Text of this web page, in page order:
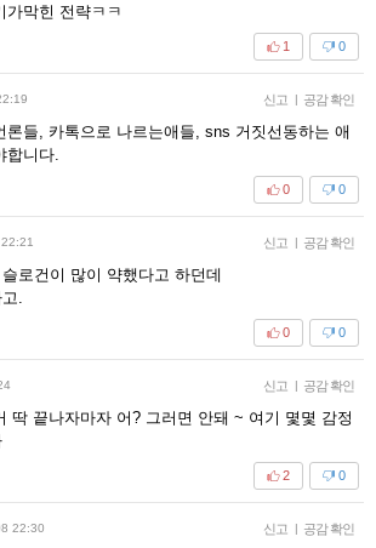
가막힌 전략ㅋㅋ
0
1
신고 | 공감 확인
론들, 카톡으로 나르는애들, sns 거짓선동하는 애
합니다.
0
0
신고 | 공감 확인
로건이 많이 약했다고 하던데
.
0
0
신고 | 공감 확인
딱 끝나자마자 어? 그러면 안돼 ~ 여기 몇몇 감정
0
2
22:30 신고 | 공감 확인